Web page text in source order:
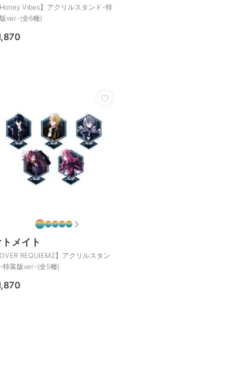
Honey Vibes】アクリルスタンド-特
ver-(全6種)
メイト
OVER REQUIEMZ】アクリルスタン
-特装版ver-(全5種)